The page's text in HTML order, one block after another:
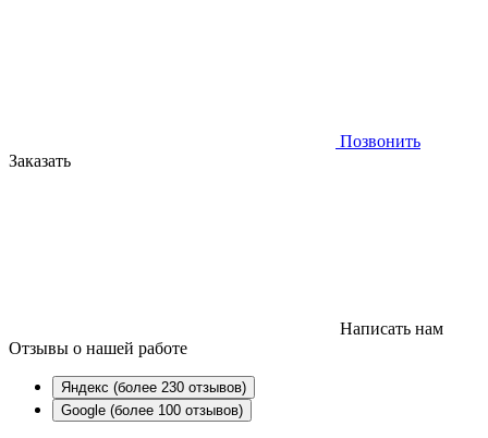
Позвонить
Заказать
Написать нам
Отзывы о нашей работе
Яндекс (более 230 отзывов)
Google (более 100 отзывов)